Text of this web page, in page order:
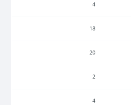
4
18
20
2
4